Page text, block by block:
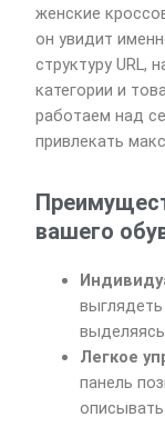
женские
он увидит
структуру URL,
категории и
работаем над
привлекать
вашего
Легкое
панель